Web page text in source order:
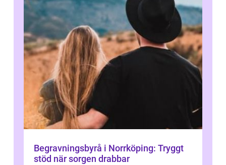
Begravningsbyrå i Norrköping: Tryggt
stöd när sorgen drabbar